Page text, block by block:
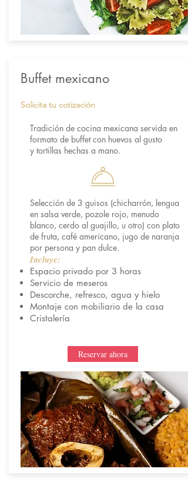
Solicita tu cotización
Buffet mexicano
Tradición de cocina mexicana servida en
formato de buffet con huevos al gusto
y tortillas hechas a mano.
Selección de 3 guisos (chicharrón, lengua
en salsa verde, pozole rojo, menudo
blanco, cerdo al guajillo, u otro) con plato
de fruta, café americano, jugo de naranja
por persona y pan dulce.
Incluye:
Espacio privado por 3 horas
Servicio de meseros
Descorche, refresco, agua y hielo
Montaje con mobiliario de la casa
Cristalería
Reservar ahora